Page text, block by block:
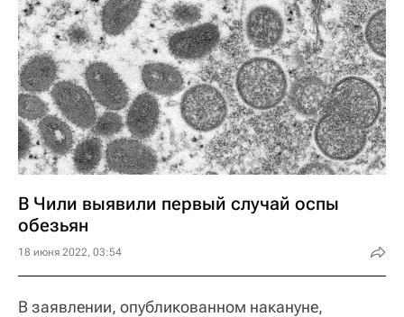
В Чили выявили первый случай оспы
обезьян
18 июня 2022, 03:54
В заявлении, опубликованном накануне,